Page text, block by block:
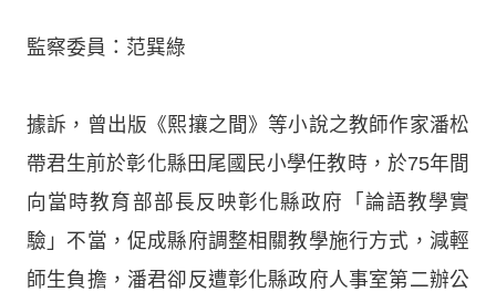
監察委員：范巽綠
據訴，曾出版《熙攘之間》等小說之教師作家潘松
帶君生前於彰化縣田尾國民小學任教時，於75年間
向當時教育部部長反映彰化縣政府「論語教學實
驗」不當，促成縣府調整相關教學施行方式，減輕
師生負擔，潘君卻反遭彰化縣政府人事室第二辦公